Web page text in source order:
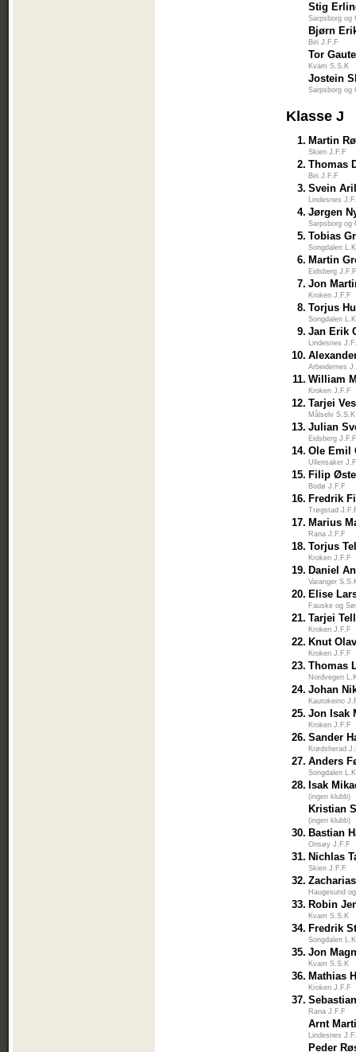
Stig
Sarpsborg og
Bjørn
Biri J.F.F
Tor
Kvam S.S.K
Jostein
Sarpsborg og
Klasse J
1. Martin
Skien J.F.F
2. Thomas
Biri J.F.F
3. Svein
Lindesnes
4. Jørgen
Sarpsborg og
5. Tobias
Songdalen
6. Martin
Eidsberg
7. Jon
Kroken J.F.F
8. Torjus
Songdalen
9. Jan Erik
Lindesnes
10.
Arbeidernes
11. William
Kroken J.F.F
12. Tarjei
Målselv S.S.K
13. Julian
Eidsberg
14. Ole Emil
Ullensaker
15. Filip
Bodø J.F.F
16. Fredrik
Trøgstad
17. Marius
Rana J.F.F
18. Torjus
Kroken J.F.F
19. Daniel
Varanger
20. Elise
Fauske og
21. Tarjei
Kroken J.F.F
22. Knut
Kroken J.F.F
23. Thomas
Nordvegen
24. Johan
Kautokeino
25. Jon Isak
Kroken J.F.F
26. Sander
Krødsherad
27. Anders
Songdalen
28. Isak
(ingen klubb)
Kristian
(ingen klubb)
30. Bastian
Onsøy J.F.F
31. Nichlas
Skien J.F.F
32.
Haugesund
33. Robin
Kvam S.S.K
34. Fredrik
Songdalen
35. Jon
Kvam S.S.K
36. Mathias
Kroken J.F.F
37.
Rana J.F.F
Arnt
Lindesnes
Peder